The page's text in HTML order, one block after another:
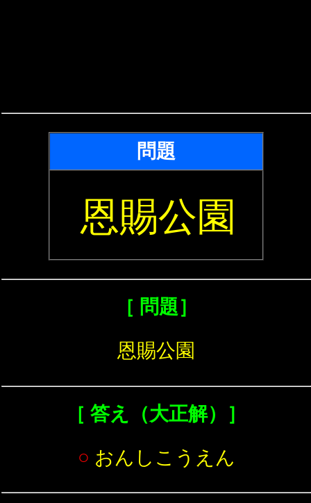
問題
恩賜公園
［ 問題］
恩賜公園
［ 答え（大正解）］
○ おんしこうえん